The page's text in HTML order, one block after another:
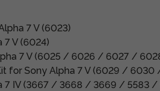
7 V (6023)
7 V (6024)
7 V (6025 / 6026 / 6027 /
for Sony Alpha 7 V (6029 / 6030
7 IV (3667 / 3668 / 3669 / 5583